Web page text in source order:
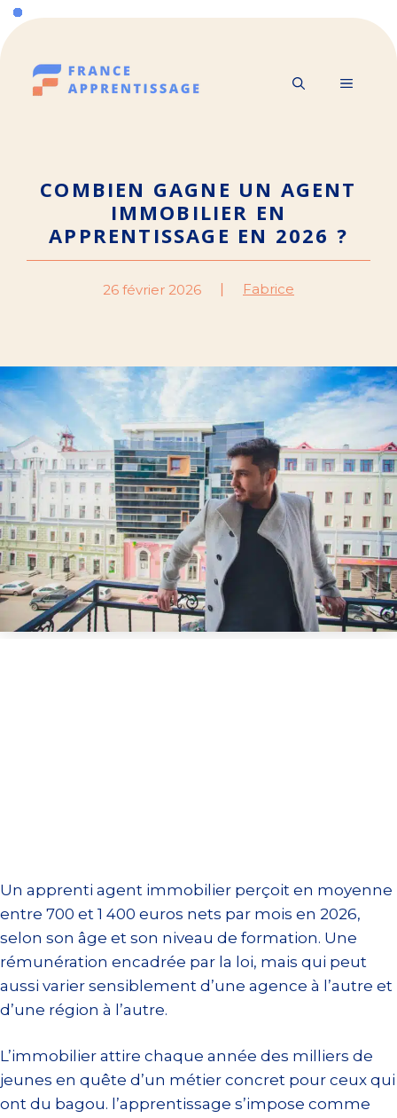
Aller
au
contenu
MENU
COMBIEN GAGNE UN AGENT
IMMOBILIER EN
APPRENTISSAGE EN 2026 ?
26 février 2026 Fabrice
Un apprenti agent immobilier perçoit en moyenne
entre 700 et 1 400 euros nets par mois en 2026,
selon son âge et son niveau de formation. Une
rémunération encadrée par la loi, mais qui peut
aussi varier sensiblement d’une agence à l’autre et
d’une région à l’autre.
L’immobilier attire chaque année des milliers de
jeunes en quête d’un métier concret pour ceux qui
ont du bagou. l’apprentissage s’impose comme